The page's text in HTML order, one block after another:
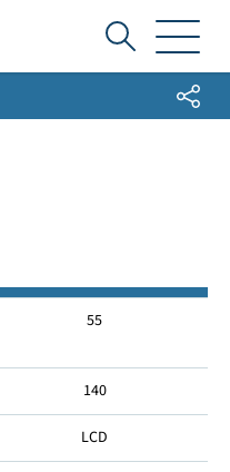
Ich
suche...Share
55
140
LCD